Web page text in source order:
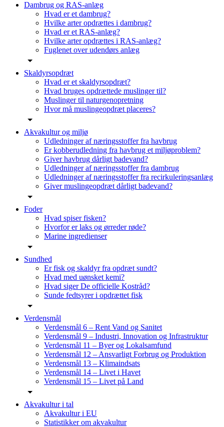
Dambrug og RAS-anlæg
Hvad er et dambrug?
Hvilke arter opdrættes i dambrug?
Hvad er et RAS-anlæg?
Hvilke arter opdrættes i RAS-anlæg?
Fuglenet over udendørs anlæg
Skaldyrsopdræt
Hvad er et skaldyrsopdræt?
Hvad bruges opdrættede muslinger til?
Muslinger til naturgenopretning
Hvor må muslingeopdræt placeres?
Akvakultur og miljø
Udledninger af næringsstoffer fra havbrug
Er kobberudledning fra havbrug et miljøproblem?
Giver havbrug dårligt badevand?
Udledninger af næringsstoffer fra dambrug
Udledninger af næringsstoffer fra recirkuleringsanlæg
Giver muslingeopdræt dårligt badevand?
Foder
Hvad spiser fisken?
Hvorfor er laks og ørreder røde?
Marine ingredienser
Sundhed
Er fisk og skaldyr fra opdræt sundt?
Hvad med uønsket kemi?
Hvad siger De officielle Kostråd?
Sunde fedtsyrer i opdrættet fisk
Verdensmål
Verdensmål 6 – Rent Vand og Sanitet
Verdensmål 9 – Industri, Innovation og Infrastruktur
Verdensmål 11 – Byer og Lokalsamfund
Verdensmål 12 – Ansvarligt Forbrug og Produktion
Verdensmål 13 – Klimaindsats
Verdensmål 14 – Livet i Havet
Verdensmål 15 – Livet på Land
Akvakultur i tal
Akvakultur i EU
Statistikker om akvakultur